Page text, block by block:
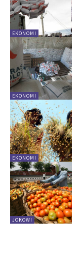
EKONOMI
EKONOMI
EKONOMI
JOKOWI